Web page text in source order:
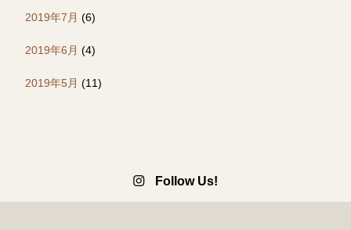
2019年7月 (6)
2019年6月 (4)
2019年5月 (11)
Follow Us!